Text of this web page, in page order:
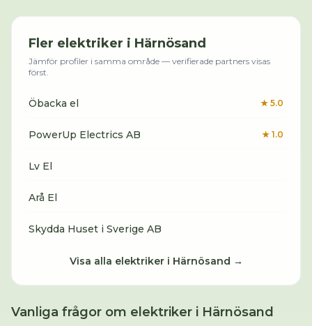
Fler elektriker i Härnösand
Jämför profiler i samma område — verifierade partners visas
först.
Öbacka el ★ 5.0
PowerUp Electrics AB ★ 1.0
Lv El
Arå El
Skydda Huset i Sverige AB
Visa alla elektrikeri Härnösand →
Vanliga frågor om elektriker i Härnösand